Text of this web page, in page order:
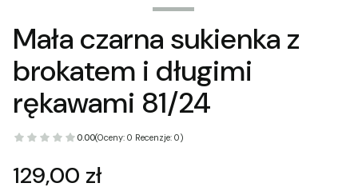
Mała czarna sukienka z
brokatem i długimi
rękawami 81/24
0.00(Oceny: 0 Recenzje: 0)
Cena
129,00 zł